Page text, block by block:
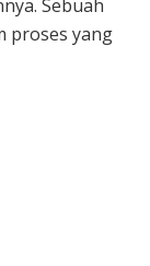
Sebuah
proses yang